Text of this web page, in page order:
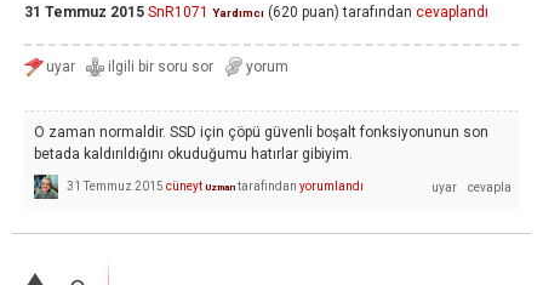
31 Temmuz 2015 SnR1071 Yardımcı (620 puan) tarafından cevaplandı
O zaman normaldir. SSD için çöpü güvenli boşalt fonksiyonunun son
betada kaldırıldığını okuduğumu hatırlar gibiyim.
31 Temmuz 2015 cüneyt Uzman tarafından yorumlandı